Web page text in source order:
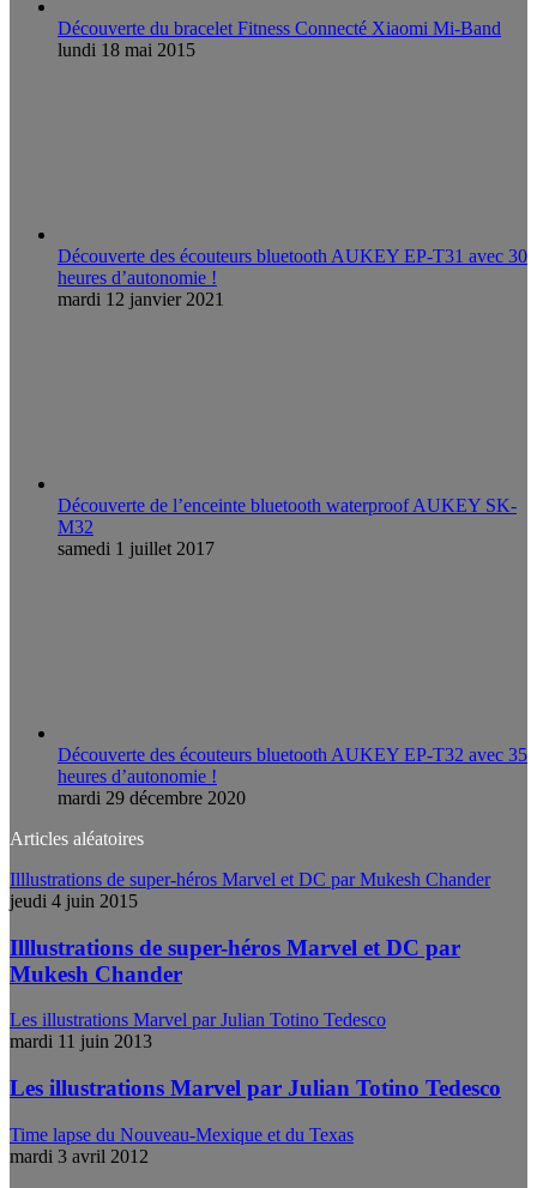
Découverte du bracelet Fitness Connecté Xiaomi Mi-Band
lundi 18 mai 2015
Découverte des écouteurs bluetooth AUKEY EP-T31 avec 30
heures d’autonomie !
mardi 12 janvier 2021
Découverte de l’enceinte bluetooth waterproof AUKEY SK-
M32
samedi 1 juillet 2017
Découverte des écouteurs bluetooth AUKEY EP-T32 avec 35
heures d’autonomie !
mardi 29 décembre 2020
Articles aléatoires
Illlustrations de super-héros Marvel et DC par Mukesh Chander
jeudi 4 juin 2015
Illlustrations de super-héros Marvel et DC par
Mukesh Chander
Les illustrations Marvel par Julian Totino Tedesco
mardi 11 juin 2013
Les illustrations Marvel par Julian Totino Tedesco
Time lapse du Nouveau-Mexique et du Texas
mardi 3 avril 2012